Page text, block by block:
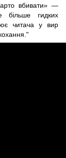
вбивати» —
більше гидких
читача у вир